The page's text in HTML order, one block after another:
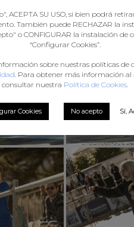
ACEPTA SU USO, si bien podrá
También puede RECHAZAR la
o CONFIGURAR la instalación de
“Configurar Cookies”.
sobre nuestras políticas de
. Para obtener más información al
consultar nuestra Política de Cookies.
Cookies No acepto Sí,